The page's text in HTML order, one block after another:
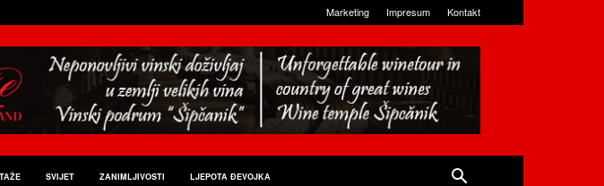
Marketing Impresum Kontakt
SVIJET ZANIMLJIVOSTI LJEPOTA ĐEVOJKA